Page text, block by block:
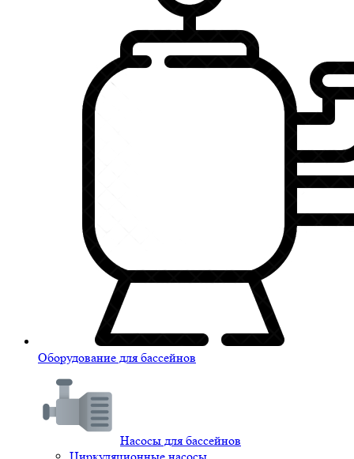
Оборудование для бассейнов
Насосы для бассейнов